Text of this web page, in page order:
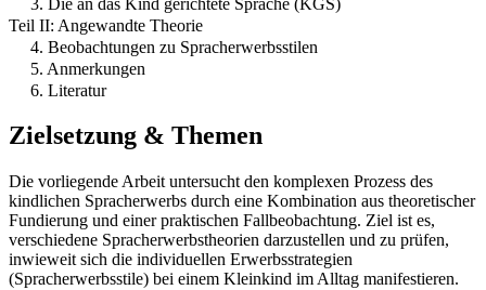
Teil II: Angewandte Theorie
4. Beobachtungen zu Spracherwerbsstilen
5. Anmerkungen
6. Literatur
Zielsetzung & Themen
Die vorliegende Arbeit untersucht den komplexen Prozess des
kindlichen Spracherwerbs durch eine Kombination aus theoretischer
Fundierung und einer praktischen Fallbeobachtung. Ziel ist es,
verschiedene Spracherwerbstheorien darzustellen und zu prüfen,
inwieweit sich die individuellen Erwerbsstrategien
(Spracherwerbsstile) bei einem Kleinkind im Alltag manifestieren.